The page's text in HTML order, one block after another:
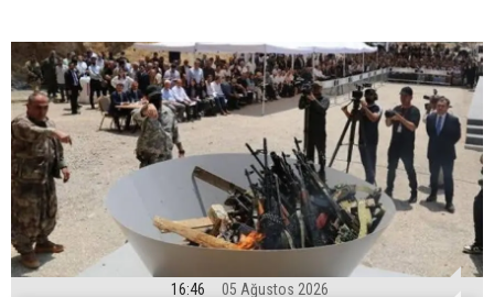
16:46 05 Ağustos 2026